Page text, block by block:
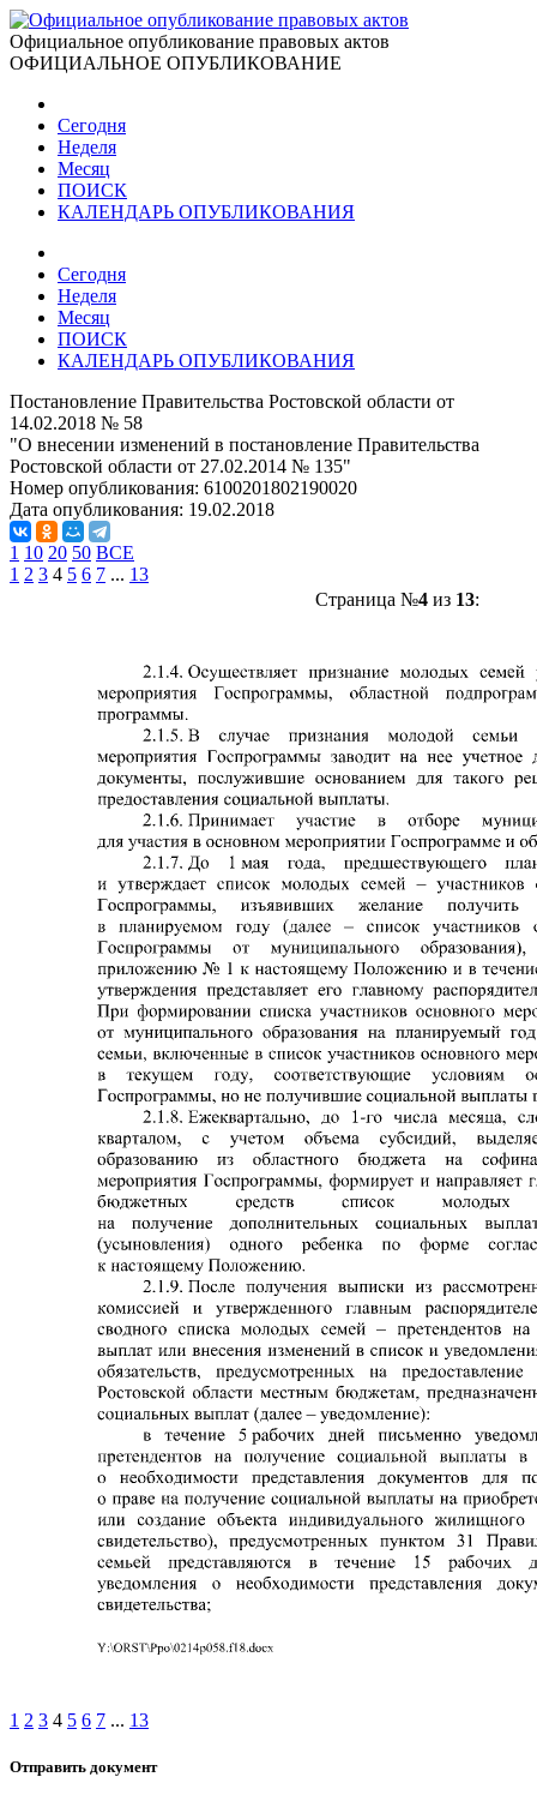
Официальное опубликование правовых актов
ОФИЦИАЛЬНОЕ ОПУБЛИКОВАНИЕ
Сегодня
Неделя
Месяц
ПОИСК
КАЛЕНДАРЬ ОПУБЛИКОВАНИЯ
Сегодня
Неделя
Месяц
ПОИСК
КАЛЕНДАРЬ ОПУБЛИКОВАНИЯ
Постановление Правительства Ростовской области от
14.02.2018 № 58
"О внесении изменений в постановление Правительства
Ростовской области от 27.02.2014 № 135"
Номер опубликования: 6100201802190020
Дата опубликования: 19.02.2018
1 10 20 50 ВСЕ
1 2 3 4 5 6 7 ... 13
Страница №4из 13:
1 2 3 4 5 6 7 ... 13
Отправить документ